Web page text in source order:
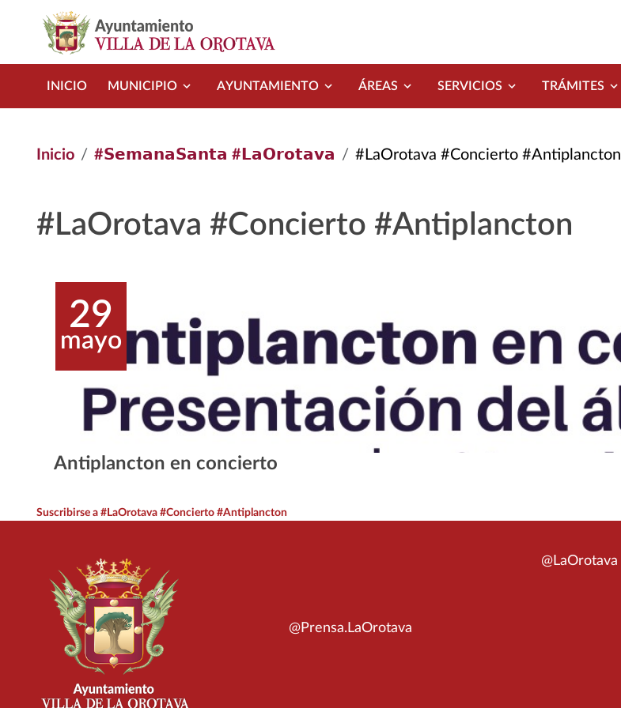
INICIO MUNICIPIO AYUNTAMIENTO ÁREAS SERVICIOS TRÁMITES
Inicio #𝗦𝗲𝗺𝗮𝗻𝗮𝗦𝗮𝗻𝘁𝗮 #𝗟𝗮𝗢𝗿𝗼𝘁𝗮𝘃𝗮 #LaOrotava #Concierto #Antiplancton
#LaOrotava #Concierto #Antiplancton
29
mayo
Antiplancton en concierto
Suscribirse a #LaOrotava #Concierto #Antiplancton
@Prensa.LaOrotava
@LaOrotava